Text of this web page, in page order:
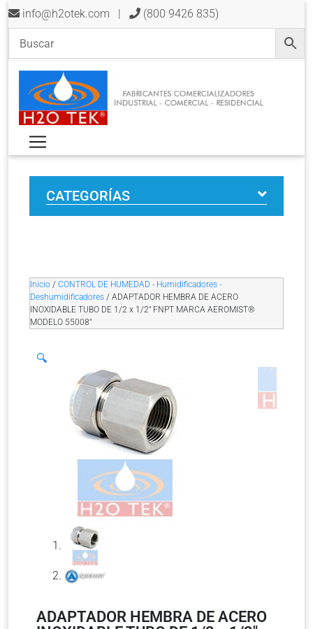
info@h2otek.com | (800 9426 835)
CATEGORÍAS
Inicio / CONTROL DE HUMEDAD - Humidificadores -
Deshumidificadores / ADAPTADOR HEMBRA DE ACERO
INOXIDABLE TUBO DE 1/2 x 1/2″ FNPT MARCA AEROMIST®
MODELO 55008″
🔍
ADAPTADOR HEMBRA DE ACERO